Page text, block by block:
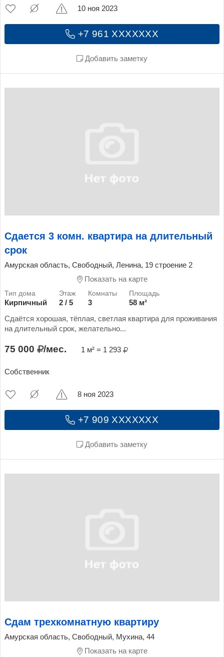
+7 961 XXXXXXX
Добавить заметку
10 ноя 2023
Сдается 3 комн. квартира на длительный
срок
Амурская область, Свободный, Ленина, 19 строение 2
Показать на карте
Кирпичный 2 / 5 3
58 м²
Сдаётся хорошая, тёплая, светлая квартира для проживания
на длительный срок, желательно...
75 000 /мес. 1 м² = 1 293
Собственник
+7 909 XXXXXXX
Добавить заметку
8 ноя 2023
Сдам трехкомнатную квартиру
Амурская область, Свободный, Мухина, 44
Показать на карте